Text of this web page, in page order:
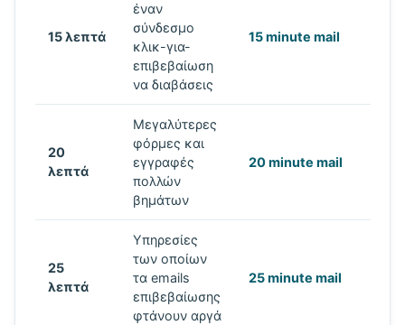
15 λεπτά
έναν
σύνδεσμο
κλικ-για-
επιβεβαίωση
να διαβάσεις
15 minute mail
20
λεπτά
Μεγαλύτερες
φόρμες και
εγγραφές
πολλών
βημάτων
20 minute mail
25
λεπτά
Υπηρεσίες
των οποίων
τα emails
επιβεβαίωσης
φτάνουν αργά
25 minute mail